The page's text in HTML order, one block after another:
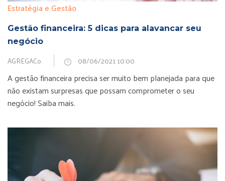
Estratégia e Gestão
Gestão financeira: 5 dicas para alavancar seu
negócio
AGREGACo. 08/06/2021 10:00
A gestão financeira precisa ser muito bem planejada para que
não existam surpresas que possam comprometer o seu
negócio! Saiba mais.